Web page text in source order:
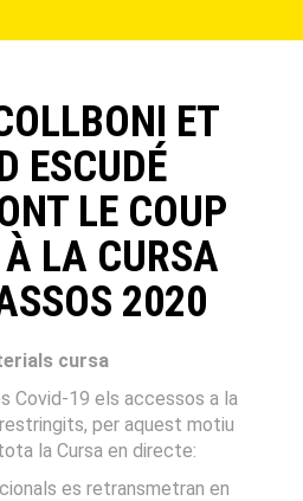
ET
ESCUDÉ
LE COUP
LA CURSA
2020
cursa
Covid-19 els accessos a la
per aquest motiu
la Cursa en directe:
es retransmetran en